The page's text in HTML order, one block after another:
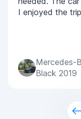
I enjoyed the
Mercedes-
Black 2019